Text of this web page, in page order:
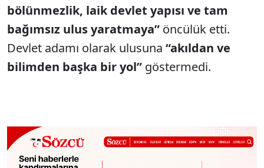
bölünmezlik, laik devlet yapısı ve tam
bağımsız ulus yaratmaya” öncülük etti.
Devlet adamı olarak ulusuna “akıldan ve
bilimden başka bir yol” göstermedi.